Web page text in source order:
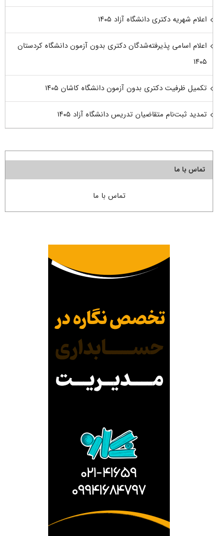
اعلام شهریه دکتری دانشگاه آزاد ۱۴۰۵
اعلام اسامی پذیرفته‌شدگان دکتری بدون آزمون دانشگاه کردستان
۱۴۰۵
تکمیل ظرفیت دکتری بدون آزمون دانشگاه کاشان ۱۴۰۵
تمدید ثبت‌نام متقاضیان تدریس دانشگاه آزاد ۱۴۰۵
تماس با ما
تماس با ما